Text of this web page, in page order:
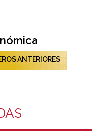
ANTERIORES